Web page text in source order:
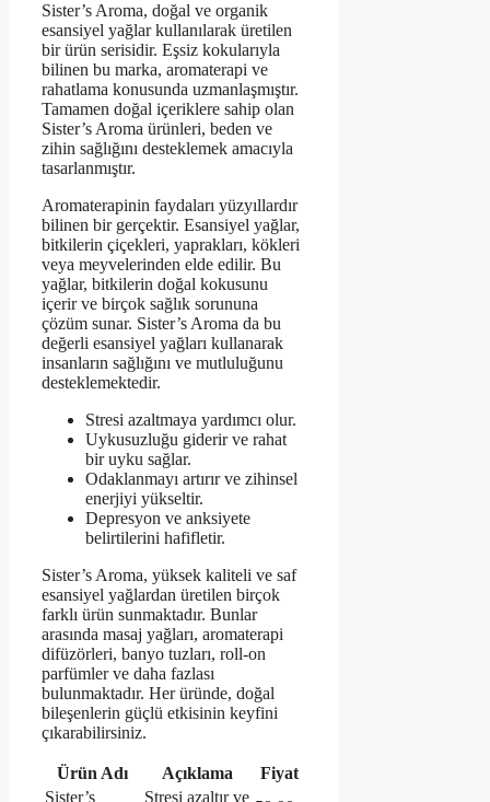
Sister’s Aroma, doğal ve organik
esansiyel yağlar kullanılarak üretilen
bir ürün serisidir. Eşsiz kokularıyla
bilinen bu marka, aromaterapi ve
rahatlama konusunda uzmanlaşmıştır.
Tamamen doğal içeriklere sahip olan
Sister’s Aroma ürünleri, beden ve
zihin sağlığını desteklemek amacıyla
tasarlanmıştır.
Aromaterapinin faydaları yüzyıllardır
bilinen bir gerçektir. Esansiyel yağlar,
bitkilerin çiçekleri, yaprakları, kökleri
veya meyvelerinden elde edilir. Bu
yağlar, bitkilerin doğal kokusunu
içerir ve birçok sağlık sorununa
çözüm sunar. Sister’s Aroma da bu
değerli esansiyel yağları kullanarak
insanların sağlığını ve mutluluğunu
desteklemektedir.
Stresi azaltmaya yardımcı olur.
Uykusuzluğu giderir ve rahat
bir uyku sağlar.
Odaklanmayı artırır ve zihinsel
enerjiyi yükseltir.
Depresyon ve anksiyete
belirtilerini hafifletir.
Sister’s Aroma, yüksek kaliteli ve saf
esansiyel yağlardan üretilen birçok
farklı ürün sunmaktadır. Bunlar
arasında masaj yağları, aromaterapi
difüzörleri, banyo tuzları, roll-on
parfümler ve daha fazlası
bulunmaktadır. Her üründe, doğal
bileşenlerin güçlü etkisinin keyfini
çıkarabilirsiniz.
Ürün Adı Açıklama
Fiyat
Sister’s
Stresi azaltır ve